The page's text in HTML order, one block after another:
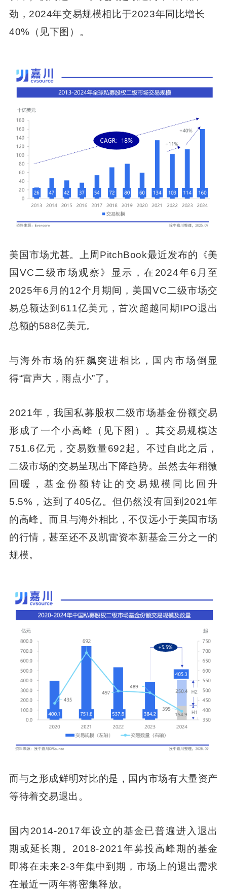
劲，2024年交易规模相比于2023年同比增长
40%（见下图）。
美国市场尤甚。上周PitchBook最近发布的《美
国VC二级市场观察》显示，在2024年6月至
2025年6月的12个月期间，美国VC二级市场交
易总额达到611亿美元，首次超越同期IPO退出
总额的588亿美元。
与海外市场的狂飙突进相比，国内市场倒显
得“雷声大，雨点小”了。
2021年，我国私募股权二级市场基金份额交易
形成了一个小高峰（见下图）。其交易规模达
751.6亿元，交易数量692起。不过自此之后，
二级市场的交易呈现出下降趋势。虽然去年稍微
回暖，基金份额转让的交易规模同比回升
5.5%，达到了405亿。但仍然没有回到2021年
的高峰。而且与海外相比，不仅远小于美国市场
的行情，甚至还不及凯雷资本新基金三分之一的
规模。
而与之形成鲜明对比的是，国内市场有大量资产
等待着交易退出。
国内2014-2017年设立的基金已普遍进入退出
期或延长期。2018-2021年募投高峰期的基金
即将在未来2-3年集中到期，市场上的退出需求
在最近一两年将密集释放。